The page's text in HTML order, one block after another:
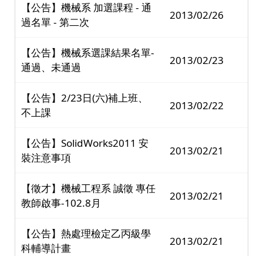
【公告】機械系 加選課程 - 通
過名單 - 第二次
2013/02/26
【公告】機械系選課結果名單-
通過、未通過
2013/02/23
【公告】2/23日(六)補上班、
不上課
2013/02/22
【公告】SolidWorks2011 安
裝注意事項
2013/02/21
【徵才】機械工程系 誠徵 專任
教師啟事-102.8月
2013/02/21
【公告】熱處理檢定乙丙級學
科輔導計畫
2013/02/21